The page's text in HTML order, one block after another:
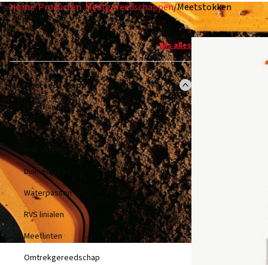
Home/Producten/Meetgereedschappen/Meetstokken
Filter Wis alles
Meetgereedschappen
Meetbanden
Peillinten
Rolbandmaten
Duimstokken
Waterpassen
RVS linialen
Meetlinten
Omtrekgereedschap